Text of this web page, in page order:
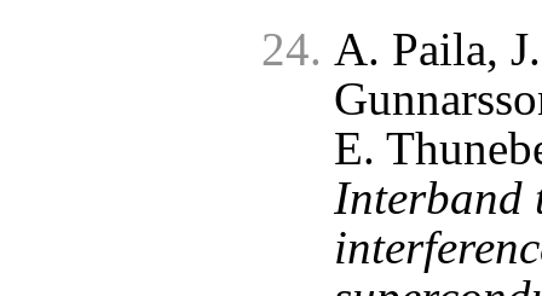
A. Paila,
E.
Interband